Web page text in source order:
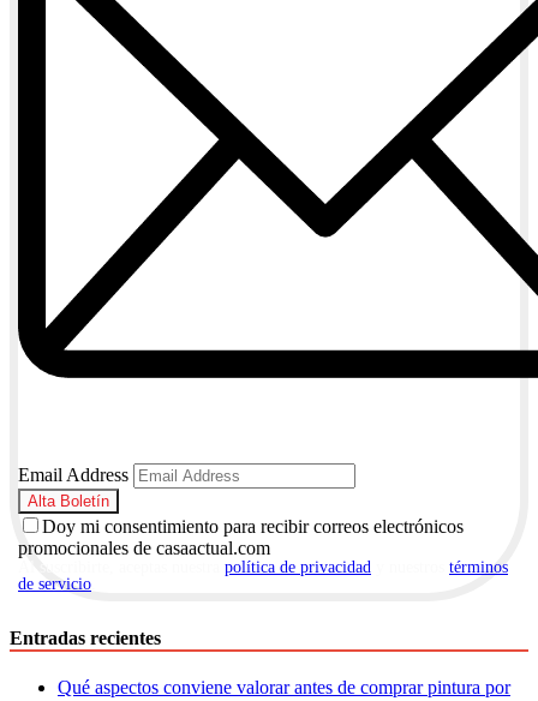
Email Address
Doy mi consentimiento para recibir correos electrónicos
promocionales de casaactual.com
política de privacidad
términos
de servicio
Entradas recientes
Qué aspectos conviene valorar antes de comprar pintura por